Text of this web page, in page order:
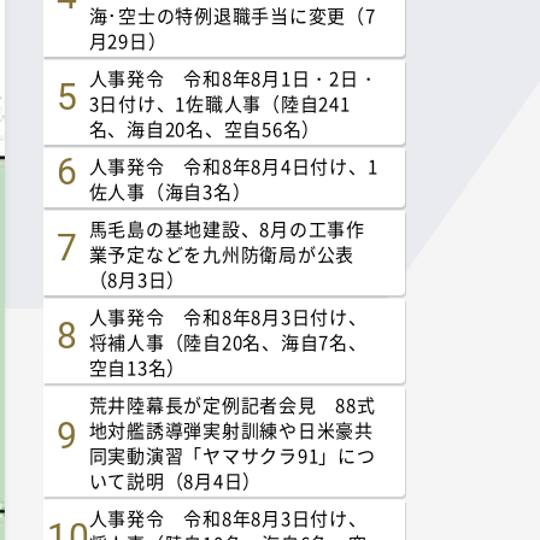
海･空士の特例退職手当に変更（7
月29日）
人事発令 令和8年8月1日・2日・
3日付け、1佐職人事（陸自241
名、海自20名、空自56名）
人事発令 令和8年8月4日付け、1
佐人事（海自3名）
馬毛島の基地建設、8月の工事作
業予定などを九州防衛局が公表
（8月3日）
人事発令 令和8年8月3日付け、
将補人事（陸自20名、海自7名、
空自13名）
荒井陸幕長が定例記者会見 88式
地対艦誘導弾実射訓練や日米豪共
同実動演習「ヤマサクラ91」につ
いて説明（8月4日）
人事発令 令和8年8月3日付け、